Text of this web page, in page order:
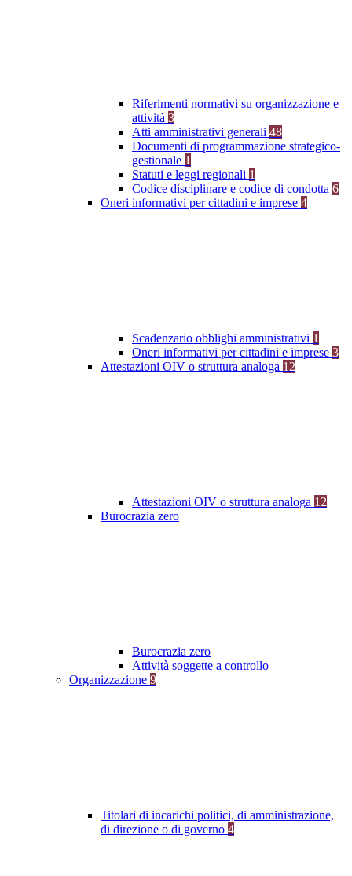
Riferimenti normativi su organizzazione e
attività 3
Atti amministrativi generali 48
Documenti di programmazione strategico-
gestionale 1
Statuti e leggi regionali 1
Codice disciplinare e codice di condotta 6
Oneri informativi per cittadini e imprese 4
Scadenzario obblighi amministrativi 1
Oneri informativi per cittadini e imprese 3
Attestazioni OIV o struttura analoga 12
Attestazioni OIV o struttura analoga 12
Burocrazia zero
Burocrazia zero
Attività soggette a controllo
Organizzazione 9
Titolari di incarichi politici, di amministrazione,
di direzione o di governo 4